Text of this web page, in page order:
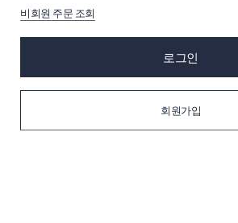
비회원 주문 조회
로그인
회원가입